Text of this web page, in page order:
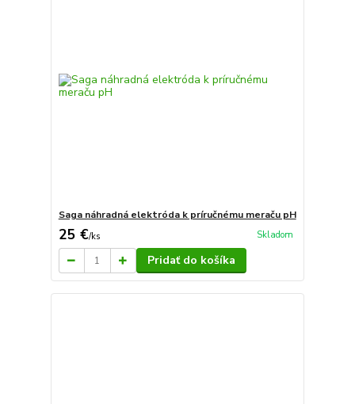
Saga náhradná elektróda k príručnému meraču pH
25 €/ks Skladom
Pridať do košíka